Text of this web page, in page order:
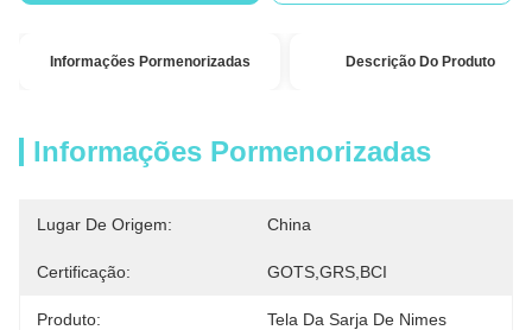
Informações Pormenorizadas Descrição Do Produto
Informações Pormenorizadas
Lugar De Origem: China
Certificação: GOTS,GRS,BCI
Produto: Tela Da Sarja De Nimes